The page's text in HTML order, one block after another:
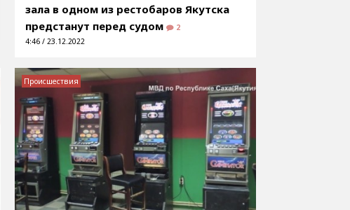
зала в одном из рестобаров Якутска
предстанут перед судом
2
4:46 / 23.12.2022
Происшествия